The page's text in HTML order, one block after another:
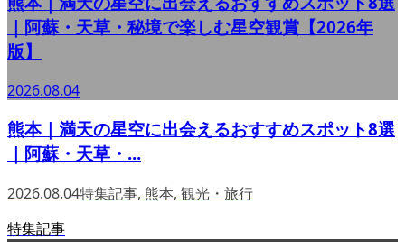
｜阿蘇・天草・秘境で楽しむ星空観賞【2026年
版】
2026.08.04
熊本｜満天の星空に出会えるおすすめスポット8選
｜阿蘇・天草・...
2026.08.04特集記事, 熊本, 観光・旅行
特集記事